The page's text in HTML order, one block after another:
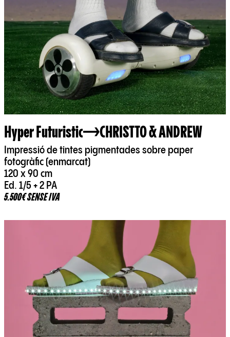
Hyper Futuristic CHRISTTO & ANDREW
Impressió de tintes pigmentades sobre paper
fotogràfic (enmarcat)
120 x 90 cm
Ed. 1/5 + 2 PA
5.500€ SENSE IVA